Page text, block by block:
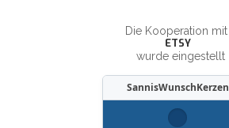
Die Kooperation mit
ETSY
wurde eingestellt
SannisWunschKerzen